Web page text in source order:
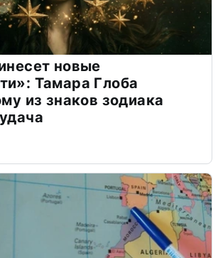
новые
Тамара Глоба
из знаков зодиака